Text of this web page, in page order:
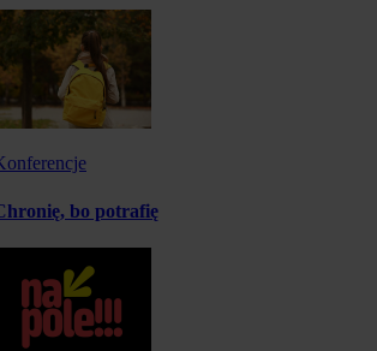
bo potrafię